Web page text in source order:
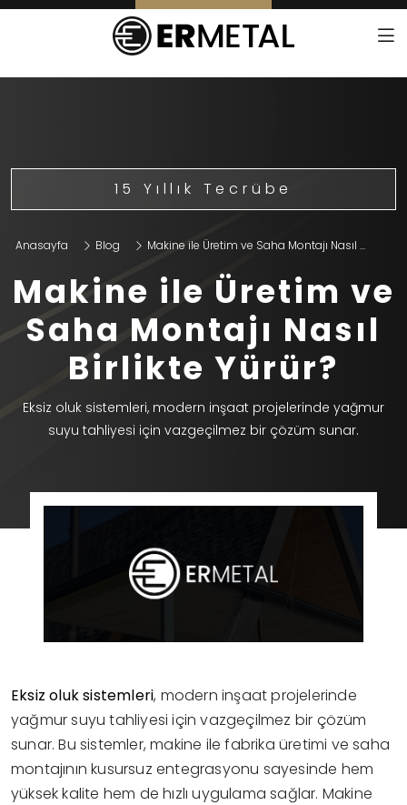
15 Yıllık Tecrübe
Anasayfa Blog Makine ile Üretim ve Saha Montajı Nasıl ...
Makine ile Üretim ve
Saha Montajı Nasıl
Birlikte Yürür?
Eksiz oluk sistemleri, modern inşaat projelerinde yağmur
suyu tahliyesi için vazgeçilmez bir çözüm sunar.
Eksiz oluk sistemleri, modern inşaat projelerinde
yağmur suyu tahliyesi için vazgeçilmez bir çözüm
sunar. Bu sistemler, makine ile fabrika üretimi ve saha
montajının kusursuz entegrasyonu sayesinde hem
yüksek kalite hem de hızlı uygulama sağlar. Makine